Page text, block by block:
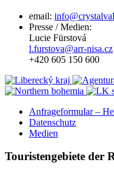
email:
Presse / Medien:
Lucie Fürstová
l.furstova@arr-nisa.cz
+420 605 150 600
Anfrageformular –
Datenschutz
Medien
Touristengebiete der